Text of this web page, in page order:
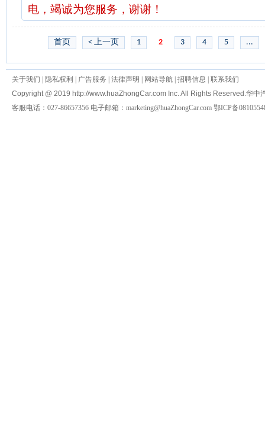
电，竭诚为您服务，谢谢！
首页 < 上一页 1 2 3 4 5 ...
关于我们 隐私权利 广告服务 法律声明 网站导航 招聘信息
联系我们
Copyright @ 2019 http://www.huaZhongCar.com Inc. All Rights Reserved.华中
客服电话：027-86657356 电子邮箱：marketing@huaZhongCar.com 鄂ICP备